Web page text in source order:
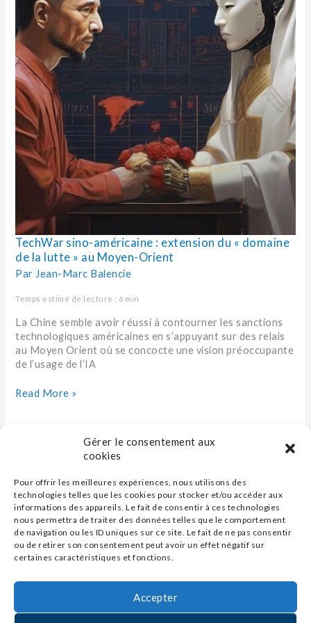
Gérer le consentement aux
cookies
Pour offrir les meilleures expériences, nous utilisons des
technologies telles que les cookies pour stocker et/ou accéder aux
informations des appareils. Le fait de consentir à ces technologies
nous permettra de traiter des données telles que le comportement
de navigation ou les ID uniques sur ce site. Le fait de ne pas consentir
ou de retirer son consentement peut avoir un effet négatif sur
certaines caractéristiques et fonctions.
Accepter
TechWar sino-américaine : extension du « domaine
de la lutte » au Moyen-Orient
Par Jean-Marc Balencie
Temps estimé de lecture : 6 min
La Chine semble avoir réussi à contourner les sanctions
technologiques américaines en s’appuyant sur des relais
au Moyen Orient où se concocte une vision préoccupante
de l’usage de l’IA
Orient
Read More »